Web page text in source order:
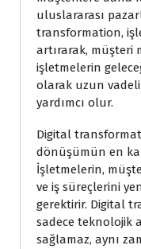
uluslararası
transformation,
artırarak, müşteri
işletmelerin
olarak uzun vadeli
yardımcı olur.
Digital
dönüşümün en
İşletmelerin,
ve iş süreçlerini
gerektirir. Digital
sadece teknolojik
sağlamaz, aynı